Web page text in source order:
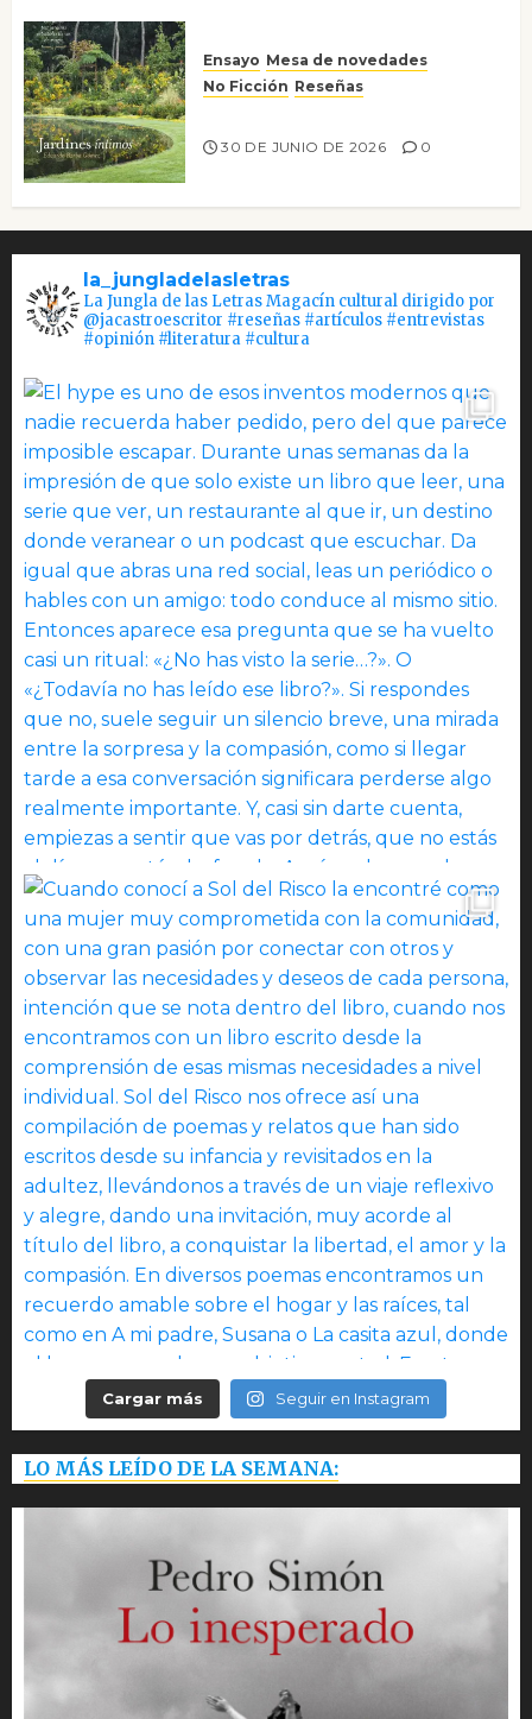
Ensayo Mesa de novedades
No Ficción Reseñas
30 DE JUNIO DE 2026 0
la_jungladelasletras
La Jungla de las Letras Magacín cultural dirigido por
@jacastroescritor #reseñas #artículos #entrevistas
#opinión #literatura #cultura
Cargar más Seguir en Instagram
LO MÁS LEÍDO DE LA SEMANA: